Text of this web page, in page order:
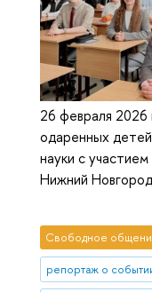
26 февраля
одаренных
науки с
Нижний
Свободное
репортаж о